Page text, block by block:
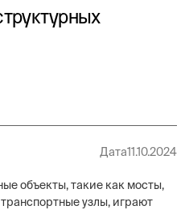
Дата11.10.2024
объекты, такие как мосты,
узлы, играют